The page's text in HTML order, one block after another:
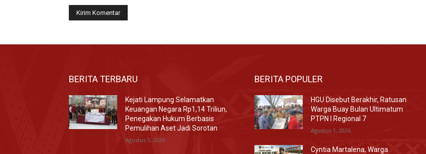
BERITA TERBARU
Kejati Lampung Selamatkan
Keuangan Negara Rp1,14 Triliun,
Penegakan Hukum Berbasis
Pemulihan Aset Jadi Sorotan
Agustus 5, 2026
BERITA POPULER
HGU Disebut Berakhir, Ratusan
Warga Buay Bulan Ultimatum
PTPN I Regional 7
Agustus 1, 2026
Cyntia Martalena, Warga